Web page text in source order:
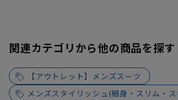
関連カテゴリから他の商品を探す
【アウトレット】メンズスーツ
メンズスタイリッシュ(細身・スリム・